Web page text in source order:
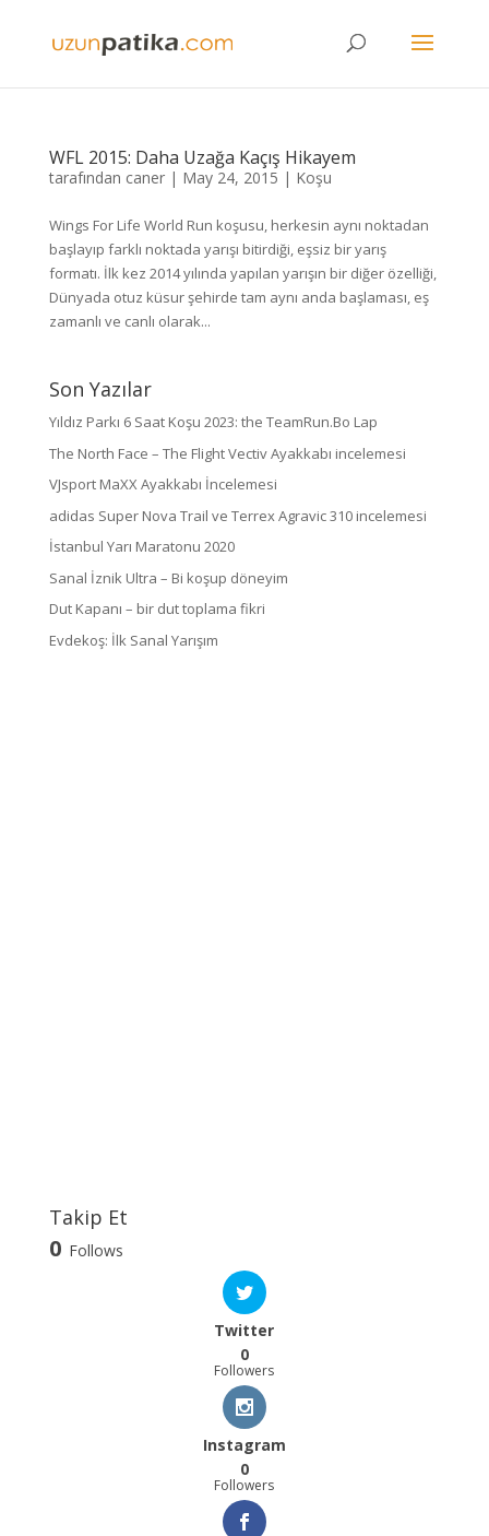
WFL 2015: Daha Uzağa Kaçış Hikayem
tarafından caner| May 24, 2015 | Koşu
Wings For Life World Run koşusu, herkesin aynı noktadan
başlayıp farklı noktada yarışı bitirdiği, eşsiz bir yarış
formatı. İlk kez 2014 yılında yapılan yarışın bir diğer özelliği,
Dünyada otuz küsur şehirde tam aynı anda başlaması, eş
zamanlı ve canlı olarak...
Son Yazılar
Yıldız Parkı 6 Saat Koşu 2023: the TeamRun.Bo Lap
The North Face – The Flight Vectiv Ayakkabı incelemesi
VJsport MaXX Ayakkabı İncelemesi
adidas Super Nova Trail ve Terrex Agravic 310 incelemesi
İstanbul Yarı Maratonu 2020
Sanal İznik Ultra – Bi koşup döneyim
Dut Kapanı – bir dut toplama fikri
Evdekoş: İlk Sanal Yarışım
Takip Et
0 Follows
Twitter
0
Followers
Instagram
0
Followers